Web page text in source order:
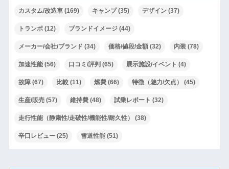
カスタム/改造車(169) キャンプ(35) デザイン(37)
トランポ(12) ブランドイメージ(44)
メーカー/会社/ブランド (34) 価格/値段/金額(32) 内装(78)
加速性能(56) 口コミ/評判 (65) 展示施設/イベント (4)
故障(67) 比較(11) 燃費(66) 特徴（魅力/欠点） (45)
生産/販売(57) 維持費(48) 試乗レポート (32)
走行性能（静粛性/走破性/機能性/耐久性） (38)
辛口レビュー(25) 雪道性能(51)